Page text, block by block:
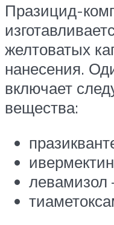
Празицид-
желтоватых
нанесения.
включает
вещества:
левамизол